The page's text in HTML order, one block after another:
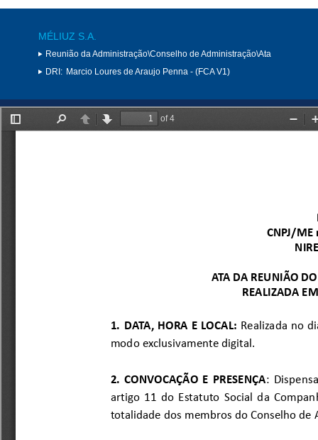
MÉLIUZ S.A.
Reunião da Administração\Conselho de Administração\Ata
DRI: Marcio Loures de Araujo Penna - (FCA V1)